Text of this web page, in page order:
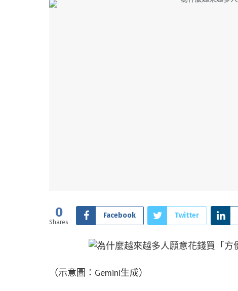
0
Shares
Facebook Twitter
（示意圖：Gemini生成）